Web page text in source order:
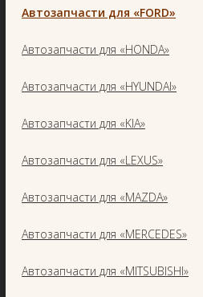
Автозапчасти для «FORD»
Автозапчасти для «HONDA»
Автозапчасти для «HYUNDAI»
Автозапчасти для «KIA»
Автозапчасти для «LEXUS»
Автозапчасти для «MAZDA»
Автозапчасти для «MERCEDES»
Автозапчасти для «MITSUBISHI»